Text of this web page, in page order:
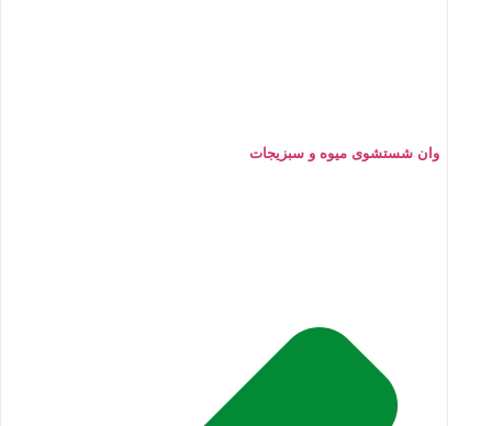
وان شستشوی میوه و سبزیجات